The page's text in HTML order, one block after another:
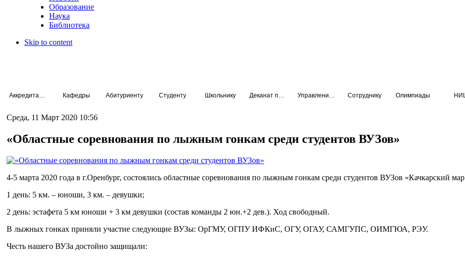
Образование
Наука
Библиотека
Skip to content
Кафедры Абитуриенту Студенту Школьнику Сотруднику Олимпиады
Среда, 11 Март 2020 10:56
«Областные соревнования по лыжным гонкам среди студентов ВУЗов»
4-5 марта 2020 года в г.Оренбург, состоялись областные соревнования по лыжным гонкам среди студентов ВУЗов «Качкарский
1 день: 5 км. – юноши, 3 км. – девушки;
2 день: эстафета 5 км юноши + 3 км девушки (состав команды 2 юн.+2 дев.). Ход свободный.
В лыжных гонках приняли участие следующие ВУЗы: ОрГМУ, ОГПУ ИФКиС, ОГУ, ОГАУ, САМГУПС, ОИМГЮА, РЭУ.
Честь нашего ВУЗа достойно защищали: